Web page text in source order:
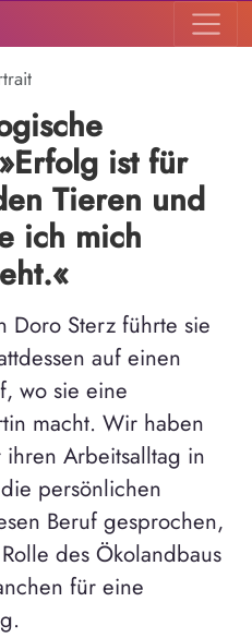
ist für
Tieren und
ich mich
Doro Sterz führte sie
auf einen
wo sie eine
macht. Wir haben
Arbeitsalltag in
persönlichen
Beruf gesprochen,
des Ökolandbaus
für eine